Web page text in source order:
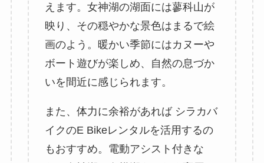
えます。女神湖の湖面には蓼科山が
映り、その穏やかな景色はまるで絵
画のよう。暖かい季節にはカヌーや
ボート遊びが楽しめ、自然の息づか
いを間近に感じられます。
また、体力に余裕があれば シラカバ
イクのE Bikeレンタルを活用するの
もおすすめ。電動アシスト付きな